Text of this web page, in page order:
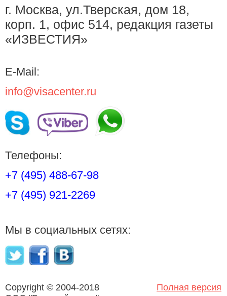
г. Москва, ул.Тверская, дом 18,
корп. 1, офис 514, редакция газеты
«ИЗВЕСТИЯ»
E-Mail:
info@visacenter.ru
Телефоны:
+7 (495) 488-67-98
+7 (495) 921-2269
Мы в социальных сетях:
Copyright © 2004-2018
Полная версия